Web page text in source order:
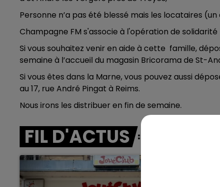
10h00 - 14h00
LE TICKET DE CAISSE
Personne n’a pas été blessé mais les locataires
Champagne FM s'associe à l'opération de
Si vous souhaitez venir en aide à cette famille,
semaine à l’accueil du magasin Bricorama de St-
Si vous êtes dans la Marne, vous pouvez aussi
au 17, rue André Pingat à Reims.
Nous irons les distribuer en fin de semaine.
FIL D'ACTUS